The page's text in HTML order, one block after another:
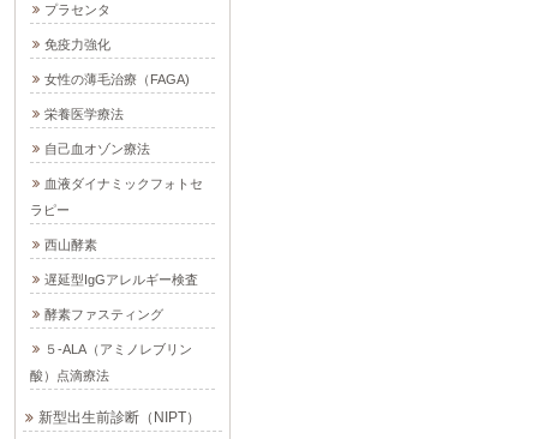
プラセンタ
免疫力強化
女性の薄毛治療（FAGA)
栄養医学療法
自己血オゾン療法
血液ダイナミックフォトセ
ラピー
西山酵素
遅延型IgGアレルギー検査
酵素ファスティング
５-ALA（アミノレブリン
酸）点滴療法
新型出生前診断（NIPT）